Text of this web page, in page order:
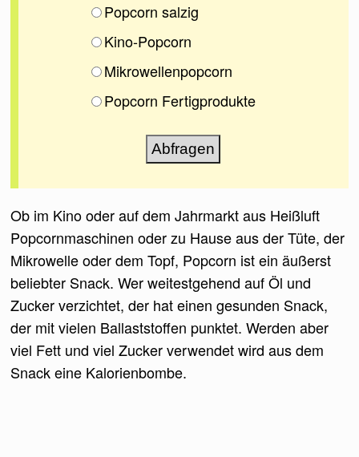
Popcorn salzig
Kino-Popcorn
Mikrowellenpopcorn
Popcorn Fertigprodukte
Ob im Kino oder auf dem Jahrmarkt aus Heißluft
Popcornmaschinen oder zu Hause aus der Tüte, der
Mikrowelle oder dem Topf, Popcorn ist ein äußerst
beliebter Snack. Wer weitestgehend auf Öl und
Zucker verzichtet, der hat einen gesunden Snack,
der mit vielen Ballaststoffen punktet. Werden aber
viel Fett und viel Zucker verwendet wird aus dem
Snack eine Kalorienbombe.